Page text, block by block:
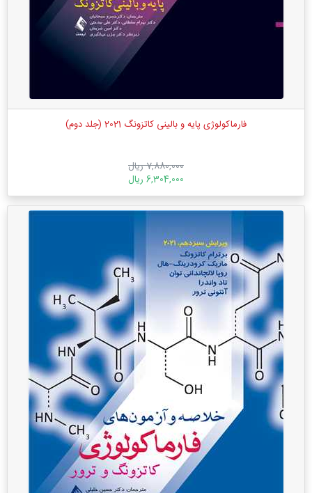
فارماکولوژی پایه و بالینی کاتزونگ 2021 (جلد دوم)
7,880,000 ریال
6,304,000 ریال